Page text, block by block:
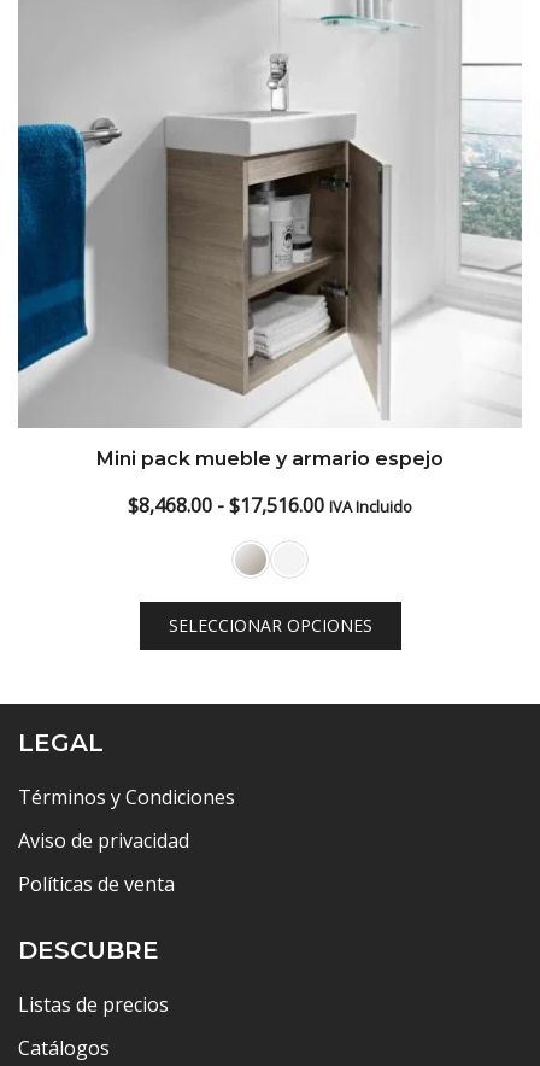
Mini pack mueble y armario espejo
$8,468.00 -$17,516.00Rango
desde
$8,468.00
IVA Incluido
SELECCIONAR OPCIONES
LEGAL
Términos y Condiciones
Aviso de privacidad
Políticas de venta
DESCUBRE
Listas de precios
Catálogos